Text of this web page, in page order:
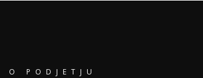
O PODJETJU